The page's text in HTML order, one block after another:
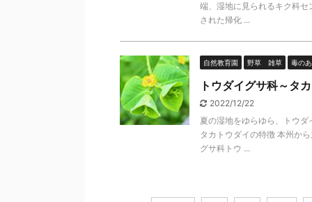
端、湿地に見られるキク科
された帰化 ...
自然教育園 野草 雑草 毒の
トウダイグサ科～タ
2022/12/22
夏の湿地をゆらゆら、トウダ
タカトウダイの特徴 本州か
グサ科トウ ...